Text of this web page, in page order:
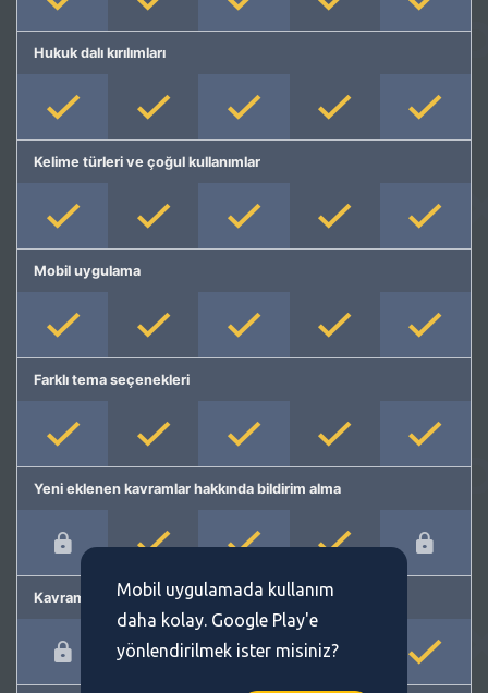
Hukuk dalı kırılımları
Kelime türleri ve çoğul kullanımlar
Mobil uygulama
Farklı tema seçenekleri
Yeni eklenen kavramlar hakkında bildirim alma
Kavram önermeMobil uygulamada kullanım
daha kolay. Google Play'e
yönlendirilmek ister misiniz?